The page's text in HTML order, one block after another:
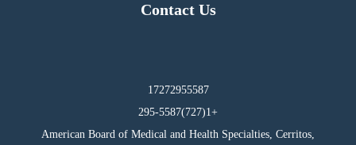
Contact Us
17272955587
295-5587(727)1+
American Board of Medical and Health Specialties, Cerritos,